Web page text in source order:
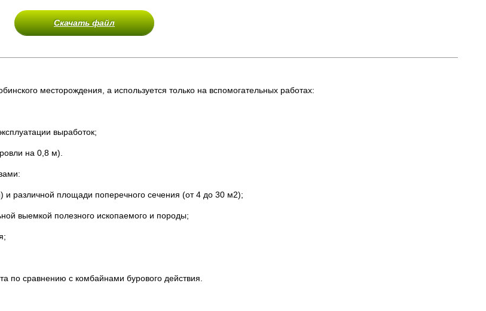
Скачать файл
месторождения, а используется только на вспомогательных работах:
выработок;
на 0,8 м).
различной площади поперечного сечения (от 4 до 30 м2);
выемкой полезного ископаемого и породы;
по сравнению с комбайнами бурового действия.